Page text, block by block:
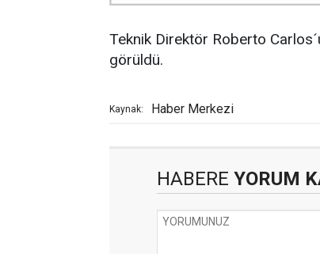
Teknik Direktör Roberto
görüldü.
Kaynak: Haber Merkezi
HABERE YORUM